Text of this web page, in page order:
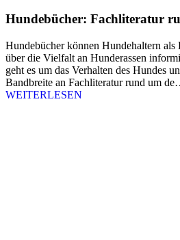
Hundebücher: Fachliteratur
Hundebücher können Hundehaltern als
über die Vielfalt an Hunderassen
geht es um das Verhalten des Hundes
Bandbreite an Fachliteratur rund um
WEITERLESEN